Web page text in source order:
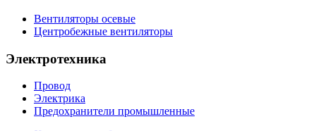
Вентиляторы осевые
Центробежные вентиляторы
Электротехника
Провод
Электрика
Предохранители промышленные